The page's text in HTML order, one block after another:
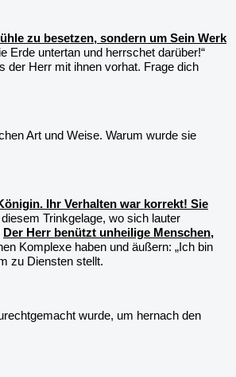
zu besetzen, sondern um Sein Werk
Erde untertan und herrschet darüber!“
der Herr mit ihnen vorhat. Frage dich
Art und Weise. Warum wurde sie
Ihr Verhalten war korrekt! Sie
Trinkgelage, wo sich lauter
Der Herr benützt unheilige Menschen,
Komplexe haben und äußern: „Ich bin
zu Diensten stellt.
wurde, um hernach den